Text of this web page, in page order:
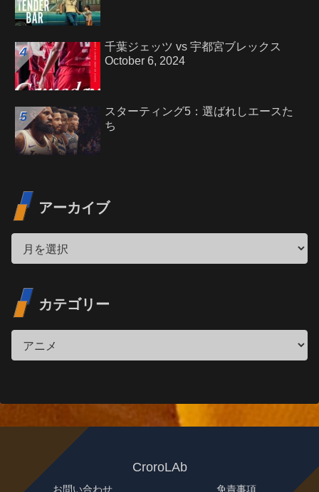
千葉ジェッツ vs 宇都宮ブレックス
October 6, 2024
スターティング5：選ばれしエースた
ち
アーカイブ
カテゴリー
CroroLAb
お問い合わせ 免責事項